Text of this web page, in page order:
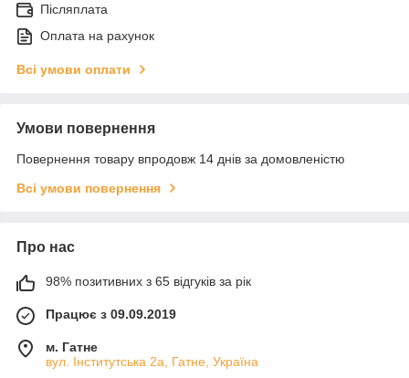
Післяплата
Оплата на рахунок
Всі умови оплати
Умови повернення
Повернення товару впродовж 14 днів за домовленістю
Всі умови повернення
Про нас
98% позитивних з 65 відгуків за рік
Працює з 09.09.2019
м. Гатне
вул. Інститутська 2а, Гатне, Україна